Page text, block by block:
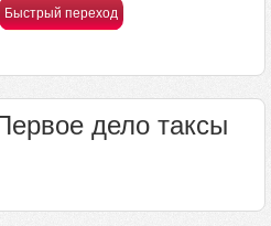
Быстрый переход
дело таксы